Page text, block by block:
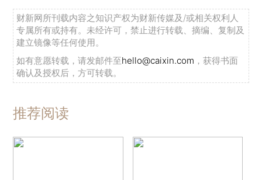
财新网所刊载内容之知识产权为财新传媒及/或相关权利人
专属所有或持有。未经许可，禁止进行转载、摘编、复制及
建立镜像等任何使用。
如有意愿转载，请发邮件至hello@caixin.com ，获得书面
确认及授权后，方可转载。
推荐阅读